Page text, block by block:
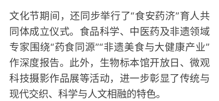
文化节期间，还同步举行了“食安药济”育人共
同体成立仪式。食品科学、中医药及非遗领域
专家围绕“药食同源”“非遗美食与大健康产业”
作深度报告。此外，生物标本馆开放日、微观
科技摄影作品展等活动，进一步彰显了传统与
现代交织、科学与人文相融的特色。